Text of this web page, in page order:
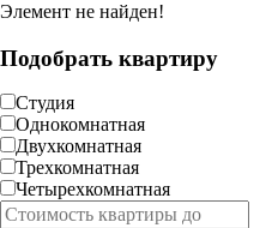
Элемент не найден!
Подобрать квартиру
Студия
Однокомнатная
Двухкомнатная
Трехкомнатная
Четырехкомнатная